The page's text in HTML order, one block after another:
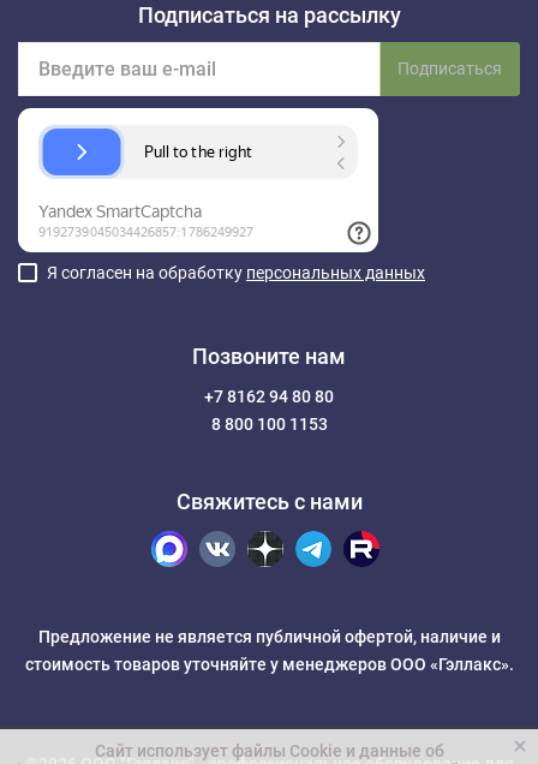
Подписаться на рассылку
Подписаться
Я согласен на обработку персональных данных
Позвоните нам
+7 8162 94 80 80
8 800 100 1153
Свяжитесь с нами
Предложение не является публичной офертой, наличие и
стоимость товаров уточняйте у менеджеров ООО «Гэллакс».
Сайт использует файлы Cookie и данные об